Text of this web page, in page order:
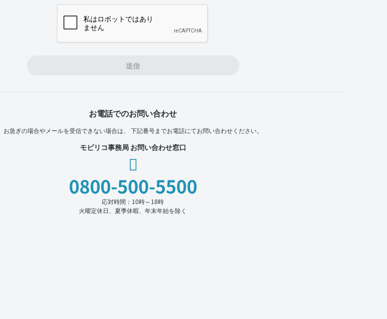
送信
お電話でのお問い合わせ
お急ぎの場合やメールを受信できない場合は、 下記番号までお電話にてお問い合わせください。
モビリコ事務局 お問い合わせ窓口
0800-500-5500
応対時間：10時～18時
火曜定休日、夏季休暇、年末年始を除く